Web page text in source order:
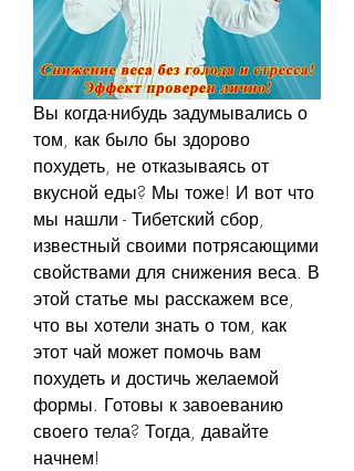
Вы когда-нибудь задумывались о
том, как было бы здорово
похудеть, не отказываясь от
вкусной еды? Мы тоже! И вот что
мы нашли - Тибетский сбор,
известный своими потрясающими
свойствами для снижения веса. В
этой статье мы расскажем все,
что вы хотели знать о том, как
этот чай может помочь вам
похудеть и достичь желаемой
формы. Готовы к завоеванию
своего тела? Тогда, давайте
начнем!